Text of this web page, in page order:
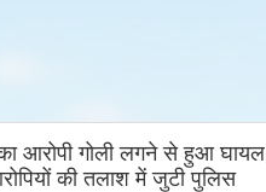
गोली लगने से हुआ घायल,
की तलाश में जुटी पुलिस